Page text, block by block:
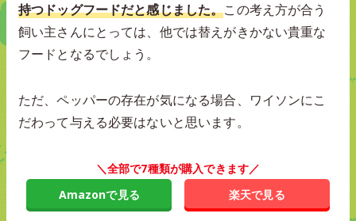
持つドッグフードだと感じました。この考え方が合う
飼い主さんにとっては、他では替えがきかない貴重な
フードとなるでしょう。
ただ、ペッパーの存在が気になる場合、ワイソンにこ
だわって与える必要はないと思います。
＼全部で7種類が購入できます／
Amazonで見る
楽天で見る